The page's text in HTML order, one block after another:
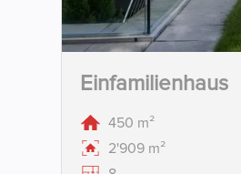
Einfamilienhaus
450 m²
2'909 m²